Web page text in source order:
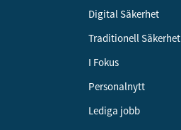
Digital Säkerhet
Traditionell Säkerhet
I Fokus
Personalnytt
Lediga jobb